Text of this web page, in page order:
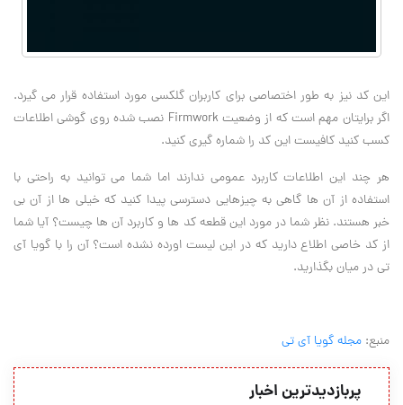
این کد نیز به طور اختصاصی برای کاربران گلکسی مورد استفاده قرار می گیرد.
اگر برایتان مهم است که از وضعیتFirmwork نصب شده روی گوشی اطلاعات
کسب کنید کافیست این کد را شماره گیری کنید.
هر چند این اطلاعات کاربرد عمومی ندارند اما شما می توانید به راحتی با
استفاده از آن ها گاهی به چیزهایی دسترسی پیدا کنید که خیلی ها از آن بی
خبر هستند. نظر شما در مورد اینقطعه کد ها و کاربرد آن ها چیست؟ آیا شما
از کد خاصی اطلاع دارید که در این لیست اورده نشده است؟ آن را باگویا آی
تیدر میان بگذارید.
منبع: مجله گویا آی تی
پربازدیدترین اخبار